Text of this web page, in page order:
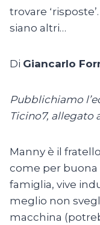
trovare
siano altri…
Di Giancarlo
Pubblichiamo
Ticino7, allegato
Manny è il
come per
famiglia, vive
meglio non
macchina